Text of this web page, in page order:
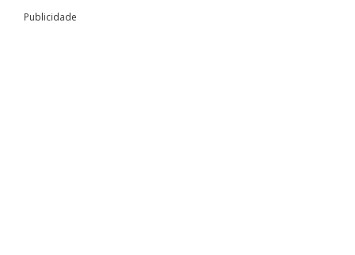
Publicidade